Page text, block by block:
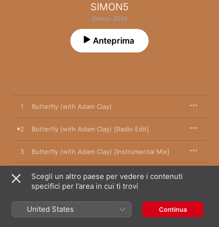
SIMON5
Dance · 2015
Anteprima
1 Butterfly (with Adam Clay)
2 Butterfly (with Adam Clay) [Radio Edit]
3 Butterfly (with Adam Clay) [Instrumental Mix]
21 agosto 2015
℗ 2015 Molto S.r.l.
Scegli un altro paese per vedere i contenuti
specifici per l’area in cui ti trovi
United States Continua